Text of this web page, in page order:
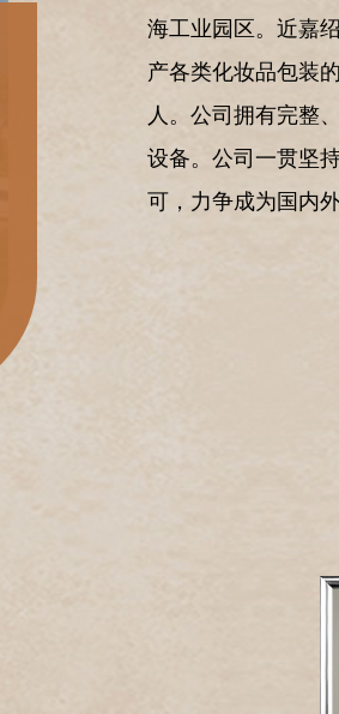
海工业园区。近嘉
产各类化妆品包装
人。公司拥有完整
设备。公司一贯坚
可，力争成为国内